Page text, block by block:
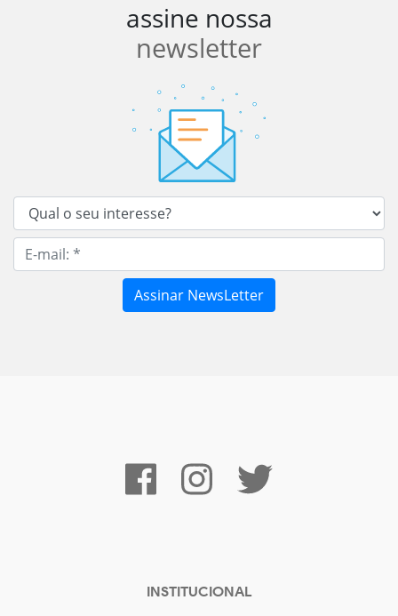
assine nossa
newsletter
INSTITUCIONAL